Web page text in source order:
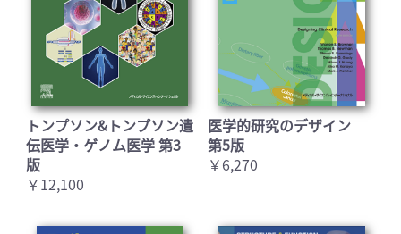
トンプソン&トンプソン遺
伝医学・ゲノム医学 第3
版
￥12,100
医学的研究のデザイン
第5版
￥6,270